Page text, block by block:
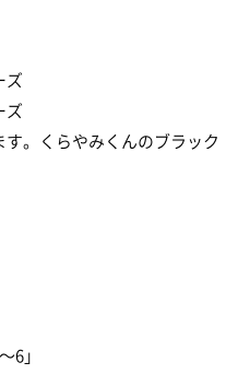
ズ
ズ
。くらやみくんのブラック
6」